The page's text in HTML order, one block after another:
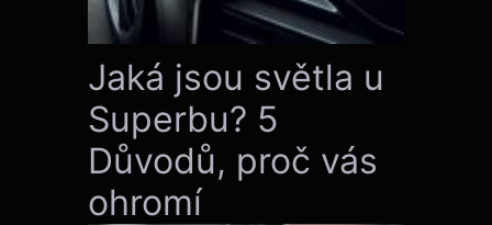
Jaká jsou světla u
Superbu? 5
Důvodů, proč vás
ohromí